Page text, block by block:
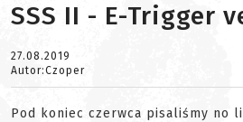
SSS II - E-Trigger
27.08.2019
Autor:Czoper
Pod koniec czerwca pisaliśmy no